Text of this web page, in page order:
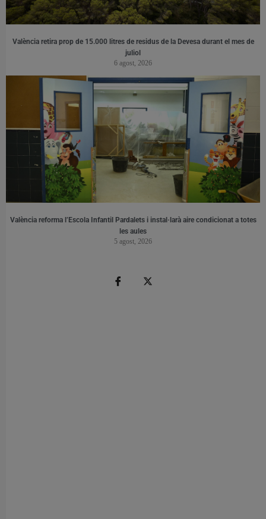
València retira prop de 15.000 litres de residus de la Devesa durant el mes de
juliol
6 agost, 2026
València reforma l’Escola Infantil Pardalets i instal·larà aire condicionat a totes
les aules
5 agost, 2026